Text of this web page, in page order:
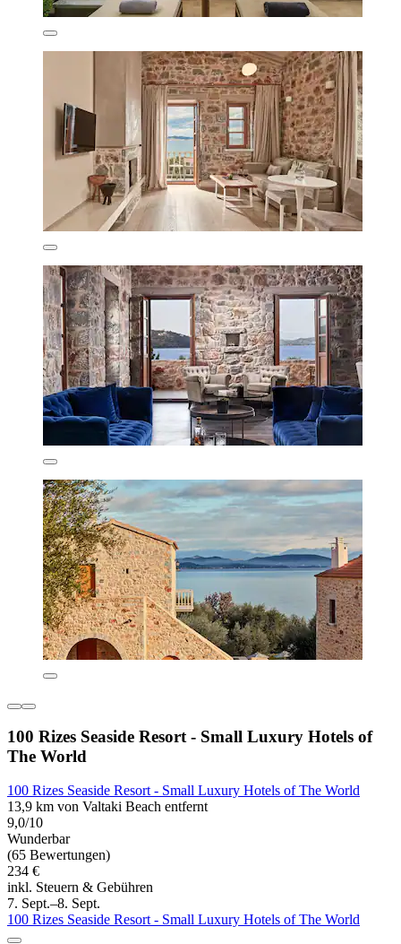
100 Rizes Seaside Resort - Small Luxury Hotels of
The World
100 Rizes Seaside Resort - Small Luxury Hotels of The World
13,9 km von Valtaki Beach entfernt
9,0/10
Wunderbar
(65 Bewertungen)
234 €
inkl. Steuern & Gebühren
7. Sept.–8. Sept.
100 Rizes Seaside Resort - Small Luxury Hotels of The World